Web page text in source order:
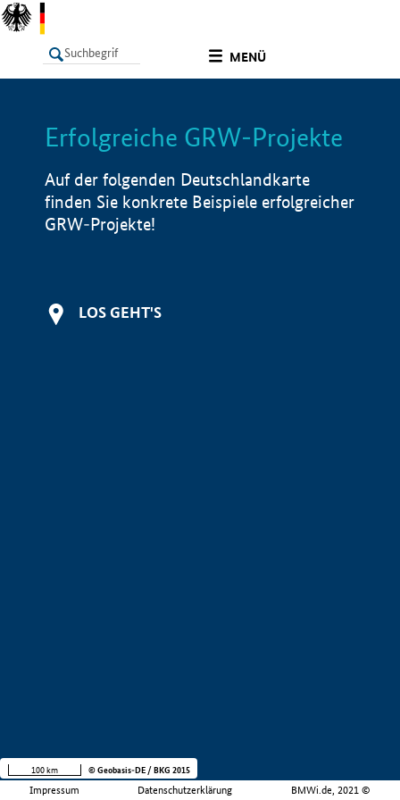
MENÜ
LISTE Info
Erfolgreiche GRW-Projekte
Auf der folgenden Deutschlandkarte
finden Sie konkrete Beispiele erfolgreicher
GRW-Projekte!
LOS GEHT'S
Impressum Datenschutzerklärung BMWi.de, 2021 ©
100 km © Geobasis-DE / BKG 2015